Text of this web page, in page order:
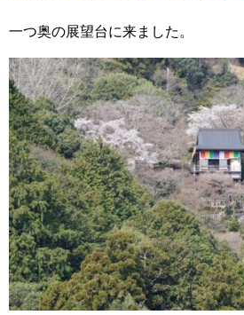
一つ奥の展望台に来ました。